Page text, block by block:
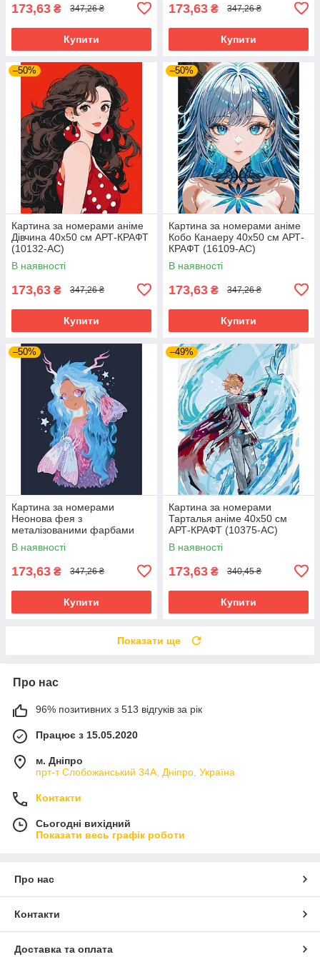
173,63 ₴ 347,26 ₴
Купити
173,63 ₴ 347,26 ₴
Купити
–50%
Картина за номерами аніме
Дівчина 40х50 см АРТ-КРАФТ
(10132-AC)
В наявності
173,63 ₴ 347,26 ₴
Купити
–50%
Картина за номерами аніме
Кобо Канаеру 40х50 см АРТ-
КРАФТ (16109-AC)
В наявності
173,63 ₴ 347,26 ₴
Купити
–50%
Картина за номерами
Неонова фея з
металізованими фарбами
40х50 см АРТ-КРАФТ (16119-
AC)
В наявності
173,63 ₴ 347,26 ₴
Купити
–49%
Картина за номерами
Тарталья аніме 40х50 см
АРТ-КРАФТ (10375-AC)
В наявності
173,63 ₴ 340,45 ₴
Купити
Показати ще
Про нас
96% позитивних з 513 відгуків за рік
Працює з 15.05.2020
м. Дніпро
прт-т Слобожанський 34А, Дніпро, Україна
Контакти
Сьогодні вихідний
Показати весь графік роботи
Про нас
Контакти
Доставка та оплата